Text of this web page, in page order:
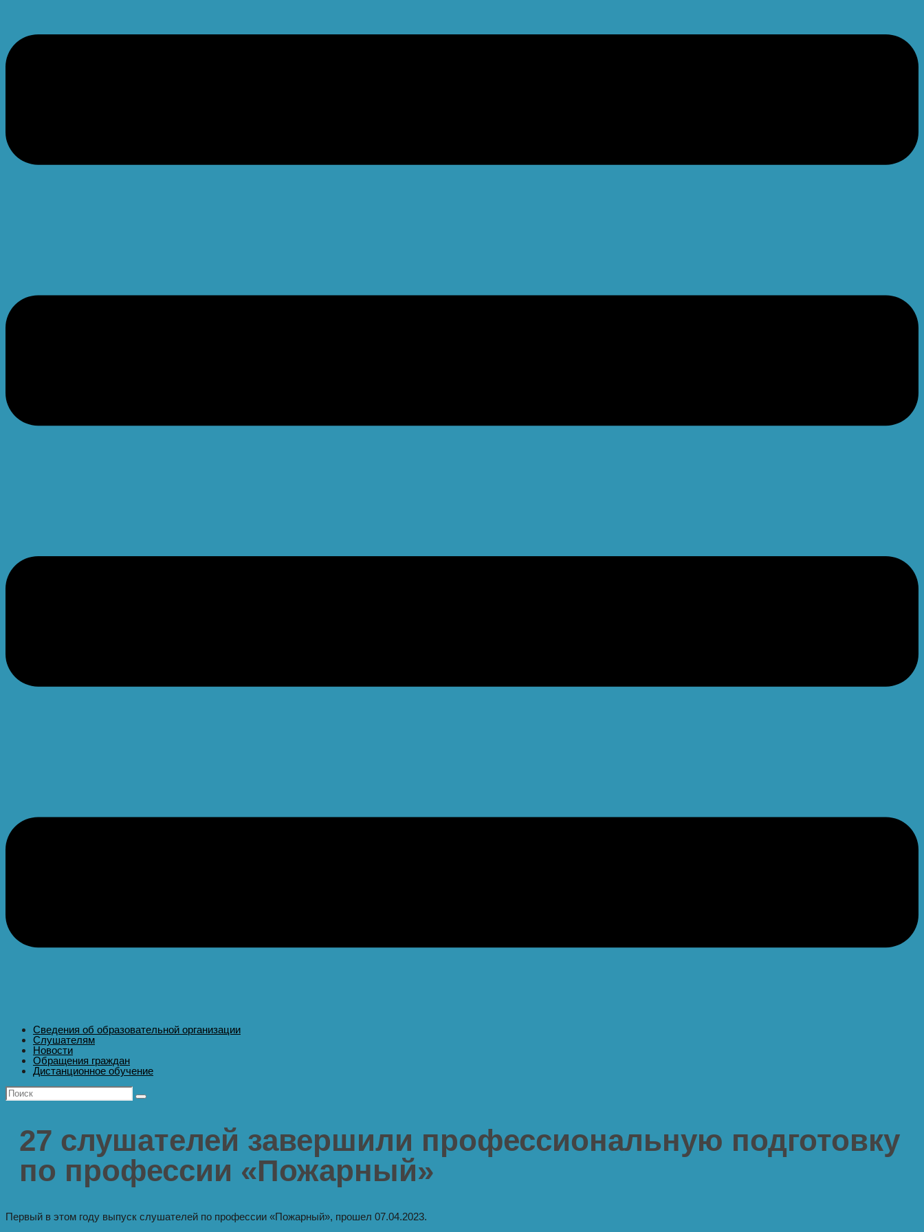
Сведения об образовательной организации
Слушателям
Новости
Обращения граждан
Дистанционное обучение
27 слушателей завершили профессиональную подготовку
по профессии «Пожарный»
Первый в этом году выпуск слушателей по профессии «Пожарный», прошел 07.04.2023.